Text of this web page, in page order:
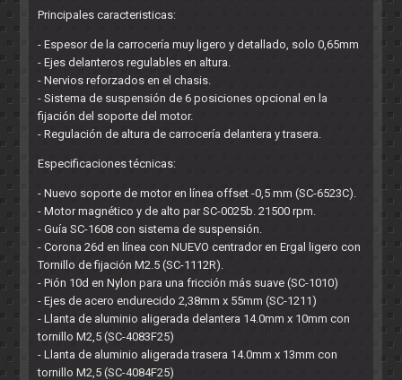
Principales caracteristicas:
- Espesor de la carrocería muy ligero y detallado, solo 0,65mm
- Ejes delanteros regulables en altura.
- Nervios reforzados en el chasis.
- Sistema de suspensión de 6 posiciones opcional en la
fijación del soporte del motor.
- Regulación de altura de carrocería delantera y trasera.
Especificaciones técnicas:
- Nuevo soporte de motor en línea offset -0,5 mm (SC-6523C).
- Motor magnético y de alto par SC-0025b. 21500 rpm.
- Guía SC-1608 con sistema de suspensión.
- Corona 26d en línea con NUEVO centrador en Ergal ligero con
Tornillo de fijación M2.5 (SC-1112R).
- Pión 10d en Nylon para una fricción más suave (SC-1010)
- Ejes de acero endurecido 2,38mm x 55mm (SC-1211)
- Llanta de aluminio aligerada delantera 14.0mm x 10mm con
tornillo M2,5 (SC-4083F25)
- Llanta de aluminio aligerada trasera 14.0mm x 13mm con
tornillo M2,5 (SC-4084F25)